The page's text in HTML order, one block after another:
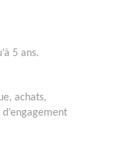
5 ans.
achats,